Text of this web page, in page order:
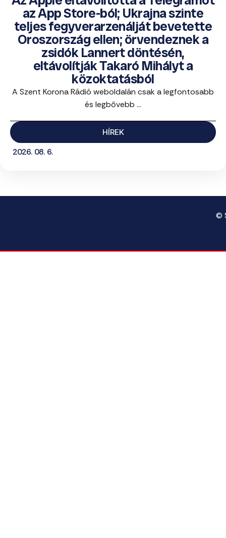
az App Store-ból; Ukrajna szinte
teljes fegyverarzenálját bevetette
Oroszország ellen; örvendeznek a
zsidók Lannert döntésén,
eltávolítják Takaró Mihályt a
közoktatásból
A Szent Korona Rádió weboldalán csak a legfontosabb
és legbővebb ...
HÍREK
2026. 08. 6.
©